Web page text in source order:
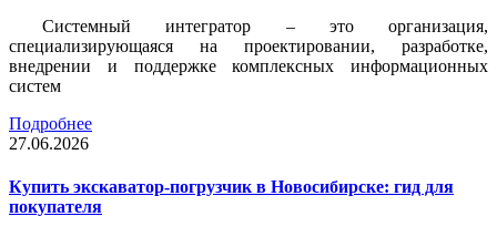
Системный интегратор – это организация,
специализирующаяся на проектировании, разработке,
внедрении и поддержке комплексных информационных
систем
Подробнее
27.06.2026
Купить экскаватор-погрузчик в Новосибирске: гид для
покупателя